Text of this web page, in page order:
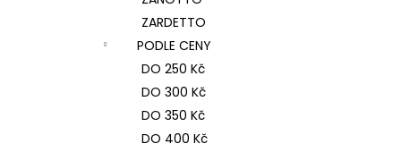
ZARDETTO
PODLE CENY
DO 250 Kč
DO 300 Kč
DO 350 Kč
DO 400 Kč